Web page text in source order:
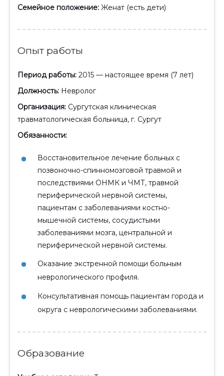
Семейное положение: Женат (есть дети)
Опыт работы
Период работы: 2015 — настоящее время (7 лет)
Должность: Невролог
Организация: Сургутская клиническая
травматологическая больница, г. Сургут
Обязанности:
Восстановительное лечение больных с
позвоночно-спинномозговой травмой и
последствиями ОНМК и ЧМТ, травмой
периферической нервной системы,
пациентам с заболеваниями костно-
мышечной системы, сосудистыми
заболеваниями мозга, центральной и
периферической нервной системы.
Оказание экстренной помощи больным
неврологического профиля.
Консультативная помощь пациентам города и
округа с неврологическими заболеваниями.
Образование